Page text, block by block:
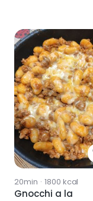
20min · 1800 kcal
Gnocchi a la